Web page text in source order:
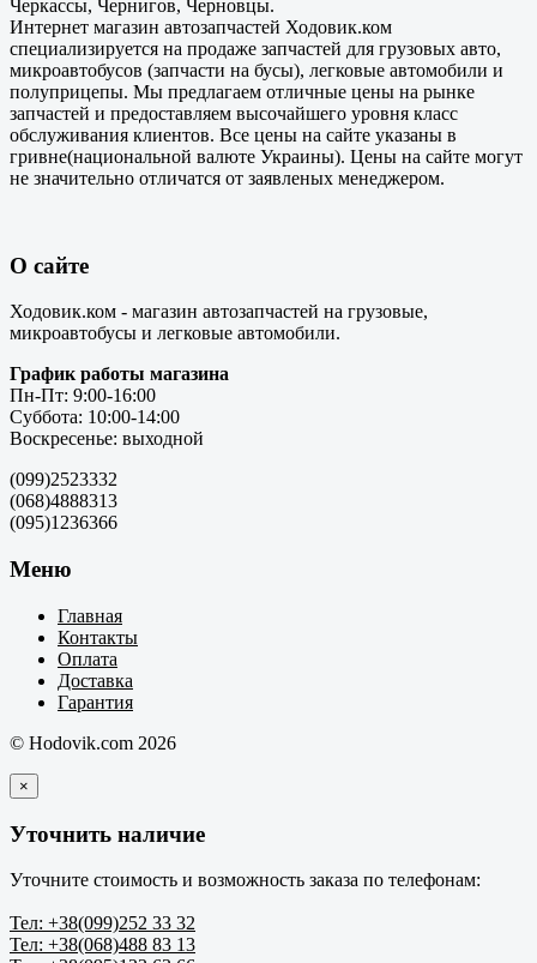
Черкассы, Чернигов, Черновцы.
Интернет магазин автозапчастей Ходовик.ком
специализируется на продаже запчастей для грузовых авто,
микроавтобусов (запчасти на бусы), легковые автомобили и
полуприцепы. Мы предлагаем отличные цены на рынке
запчастей и предоставляем высочайшего уровня класс
обслуживания клиентов. Все цены на сайте указаны в
гривне(национальной валюте Украины). Цены на сайте могут
не значительно отличатся от заявленых менеджером.
О сайте
Ходовик.ком - магазин автозапчастей на грузовые,
микроавтобусы и легковые автомобили.
График работы магазина
Пн-Пт: 9:00-16:00
Суббота: 10:00-14:00
Воскресенье: выходной
(099)2523332
(068)4888313
(095)1236366
Меню
Главная
Контакты
Оплата
Доставка
Гарантия
© Hodovik.com 2026
×
Уточнить наличие
Уточните стоимость и возможность заказа по телефонам:
Тел: +38(099)252 33 32
Тел: +38(068)488 83 13